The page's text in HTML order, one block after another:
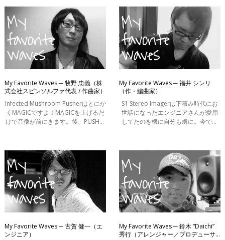
プロになってからも使い続けている
プラグイン
ラム。何にでも使ってます。Future
系のボーカ
My Favorite Waves ─ 牧野 忠義（株
式会社スピンソルファ代表 / 作曲家）
Infected Mushroom Pusherはとにか
くMAGICですよ！MAGICを上げるだ
けで音像が前にきます。後、PUSHで
ラム。何にでも使ってます。Future
系のボーカ
My Favorite Waves ─ 福井 シンリ
（作・編曲家）
S1 Stereo Imagerは下積み時代にお
世話になったエンジニアさんが愛用
してたのを機に自分も虜に。今では
てます。
My Favorite Waves ─ 古賀 健一（エ
ンジニア）
My Favorite Waves ─ 鈴木 “Daichi”
秀行（アレンジャー／プロデューサ